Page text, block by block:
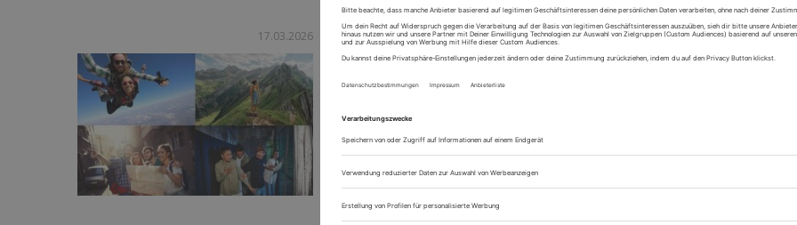
17.03.2026
Welcher Abenteuer-Typ bist du?
Abenteuer liegt in deiner DNA – aber welche Art von Abenteuer passt wirklich
dir? Klar gibt's da einiges, das dich reizt. Aber wie sollst du bei diesem großen
Jetzt weiterlesen